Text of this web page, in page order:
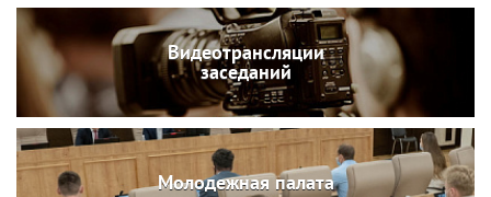
Видеотрансляции
заседаний
Молодежная палата